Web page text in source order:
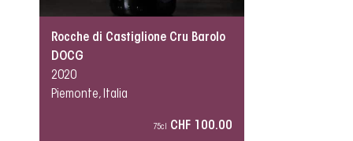
Rocche di Castiglione Cru Barolo
DOCG
2020
Piemonte, Italia
75cl CHF 100.00